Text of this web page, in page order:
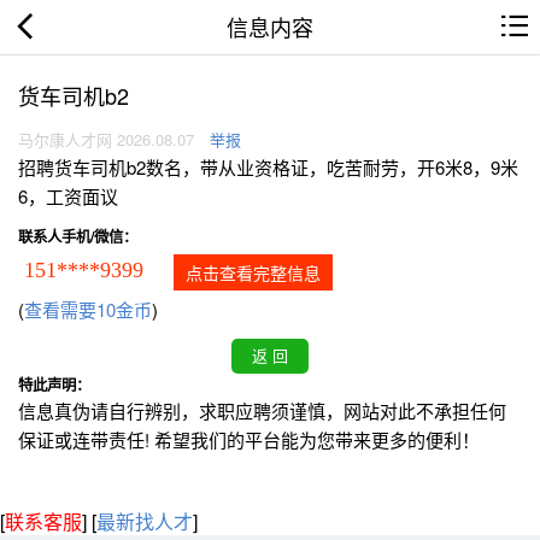
信息内容
货车司机b2
马尔康人才网 2026.08.07 举报
招聘货车司机b2数名，带从业资格证，吃苦耐劳，开6米8，9米
6，工资面议
联系人手机/微信：
151****9399 点击查看完整信息
(查看需要10金币)
特此声明：
信息真伪请自行辨别，求职应聘须谨慎，网站对此不承担任何
保证或连带责任! 希望我们的平台能为您带来更多的便利！
[联系客服] [最新找人才]